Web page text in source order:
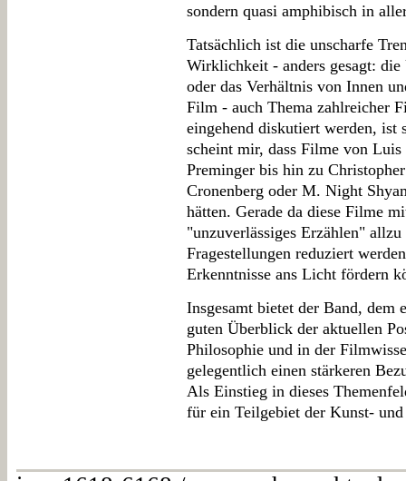
sondern quasi amphibisch in
Tatsächlich ist die unscharfe
Wirklichkeit - anders gesagt:
oder das Verhältnis von Innen
Film - auch Thema zahlreicher
eingehend diskutiert werden, ist
scheint mir, dass Filme von
Preminger bis hin zu
Cronenberg oder M. Night
hätten. Gerade da diese Filme
"unzuverlässiges Erzählen"
Fragestellungen reduziert
Erkenntnisse ans Licht fördern
Insgesamt bietet der Band, dem
guten Überblick der aktuellen
Philosophie und in der
gelegentlich einen stärkeren
Als Einstieg in dieses
für ein Teilgebiet der Kunst-